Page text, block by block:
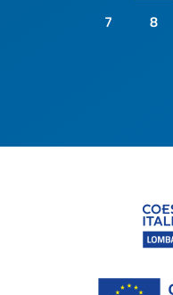
7
8